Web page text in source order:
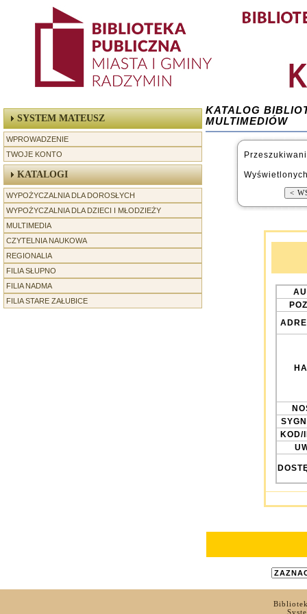
SYSTEM MATEUSZ
WPROWADZENIE
TWOJE KONTO
KATALOGI
WYPOŻYCZALNIA DLA DOROSŁYCH
WYPOŻYCZALNIA DLA DZIECI I MŁODZIEŻY
MULTIMEDIA
CZYTELNIA NAUKOWA
REGIONALIA
-----------------
FILIA SŁUPNO
FILIA NADMA
FILIA STARE ZAŁUBICE
KATALOG
MULTIMEDIÓW
KOD/